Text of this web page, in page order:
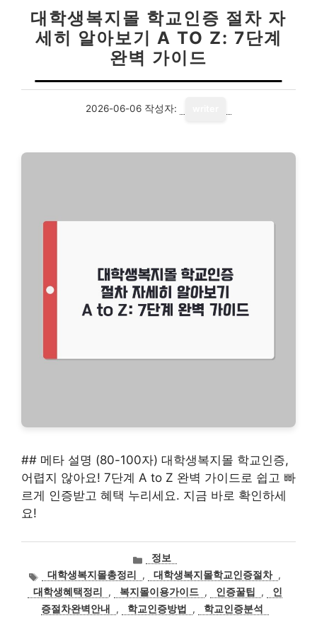
대학생복지몰 학교인증 절차 자
세히 알아보기 A TO Z: 7단계
완벽 가이드
2026-06-06 작성자:
## 메타 설명 (80-100자) 대학생복지몰 학교인증,
어렵지 않아요! 7단계 A to Z 완벽 가이드로 쉽고 빠
르게 인증받고 혜택 누리세요. 지금 바로 확인하세
요!
카
테
고
리
정보
태
그
대학생복지몰총정리 , 대학생복지몰학교인증절차 ,
대학생혜택정리
, 복지몰이용가이드 , 인증꿀팁 ,
인
증절차완벽안내
, 학교인증방법 , 학교인증분석